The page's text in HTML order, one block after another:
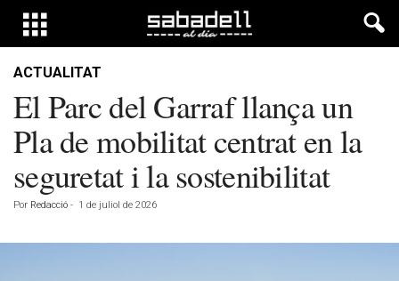
ACTUALITAT
El Parc del Garraf llança un
Pla de mobilitat centrat en la
seguretat i la sostenibilitat
Por Redacció - 1 de juliol de 2026